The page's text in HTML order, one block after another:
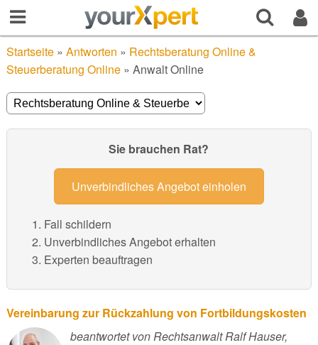
Startseite» Antworten » Rechtsberatung Online &
Steuerberatung Online» Anwalt Online
Sie brauchen Rat?
Unverbindliches Angebot einholen
Fall schildern
Unverbindliches Angebot erhalten
Experten beauftragen
Vereinbarung zur Rückzahlung von Fortbildungskosten
beantwortet von Rechtsanwalt Ralf Hauser,